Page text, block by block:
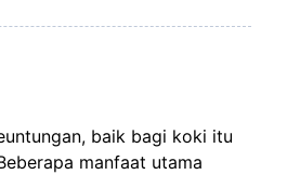
baik bagi koki itu
manfaat utama